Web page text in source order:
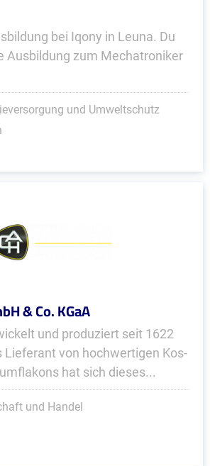
bei Iqony in Leuna. Du
Ausbildung zum Mechatroniker
und Umweltschutz
& Co. KGaA
und produ­ziert seit 1622
Lieferant von hoch­wertigen Kos­
hat sich dieses...
und Handel